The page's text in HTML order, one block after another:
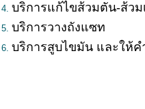
บริการแก้ไขส้วมตัน-ส้วม
บริการวางถังแซท
บริการสูบไขมัน และให้ค